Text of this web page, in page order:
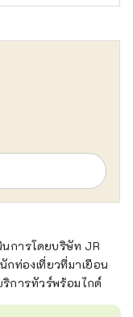
สู่ทุกคนทั่วโลก
การโดยบริษัท JR
ท่องเที่ยวที่มาเยือน
การทัวร์พร้อมไกด์